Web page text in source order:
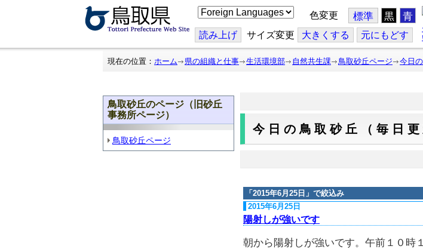
こ
の
ジ
を
翻
色変更 標準 黒 青
読み上げ サイズ変更 大きくする 元にもどす
現在の位置： ホーム 県の組織と仕事 生活環境部 自然共生課 鳥取砂丘ページ 今日
鳥取砂丘のページ（旧砂丘
事務所ページ）
鳥取砂丘ページ
今日の鳥取砂丘（毎日更
「 2015年6月25日 」で絞込み
2015年6月25日
陽射しが強いです
朝から陽射しが強いです。午前１０時